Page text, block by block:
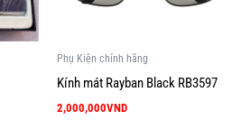
Phụ Kiện chính hãng
Kính mát Rayban Black RB3597
2,000,000VND